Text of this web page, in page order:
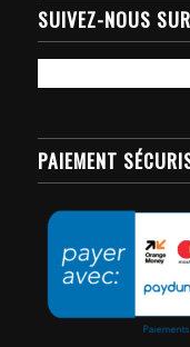
SUIVEZ-NOUS
PAIEMENT